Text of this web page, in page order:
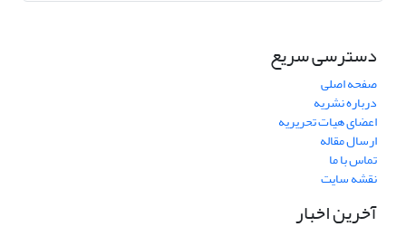
دسترسی سریع
صفحه اصلی
درباره نشریه
اعضای هیات تحریریه
ارسال مقاله
تماس با ما
نقشه سایت
آخرین اخبار